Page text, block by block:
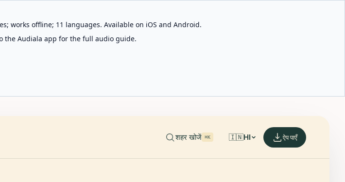
works offline; 11 languages. Available on iOS and Android.
the Audiala app for the full audio guide.
शहर खोजें ⌘K 🇮🇳HI ऐप पाएँ